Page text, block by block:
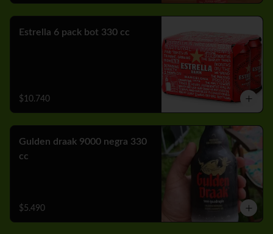
Estrella 6 pack bot 330 cc
$10.740
Gulden draak 9000 negra 330
cc
$5.490